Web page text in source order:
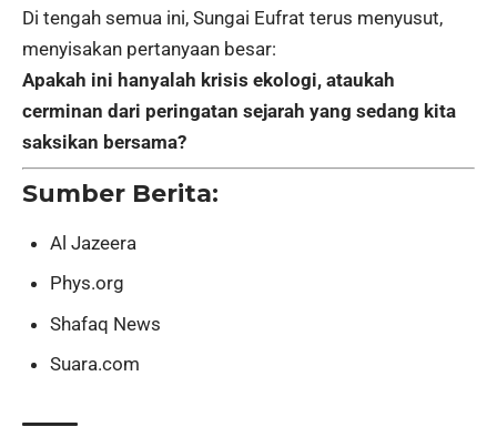
Di tengah semua ini, Sungai Eufrat terus menyusut,
menyisakan pertanyaan besar:
Apakah ini hanyalah krisis ekologi, ataukah
cerminan dari peringatan sejarah yang sedang kita
saksikan bersama?
Sumber Berita:
Al Jazeera
Phys.org
Shafaq News
Suara.com